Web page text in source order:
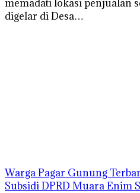
memadati lokasi penjualan
digelar di Desa…
Warga Pagar Gunung
Subsidi DPRD Muara Enim